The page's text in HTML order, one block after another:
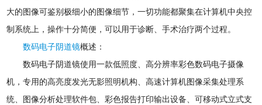
大的图像可鉴别极细小的图像细节，一切功能都聚集在计算机中央控
制系统上，操作十分简便，可以用于诊断、手术治疗两个过程。
数码电子阴道镜概述：
数码电子阴道镜使用一款低照度、高分辨率彩色数码电子摄像
机，专用的高亮度发光无影照明机构、高速计算机图像采集处理系
统、图像分析处理软件包、彩色报告打印输出设备、可移动式立式支